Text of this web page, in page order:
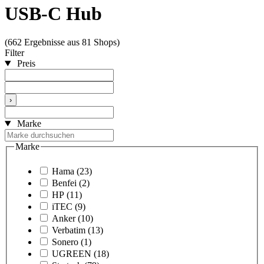
USB-C Hub
(662 Ergebnisse aus 81 Shops)
Filter
Preis
›
Marke
Marke
Hama (23)
Benfei (2)
HP (11)
iTEC (9)
Anker (10)
Verbatim (13)
Sonero (1)
UGREEN (18)